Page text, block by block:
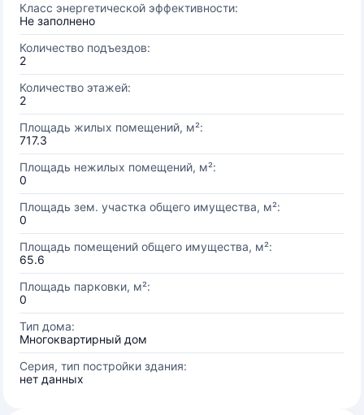
Класс энергетической эффективности:
Не заполнено
Количество подъездов:
2
Количество этажей:
2
Площадь жилых помещений, м²:
717.3
Площадь нежилых помещений, м²:
0
Площадь зем. участка общего имущества, м²:
0
Площадь помещений общего имущества, м²:
65.6
Площадь парковки, м²:
0
Тип дома:
Многоквартирный дом
Серия, тип постройки здания:
нет данных